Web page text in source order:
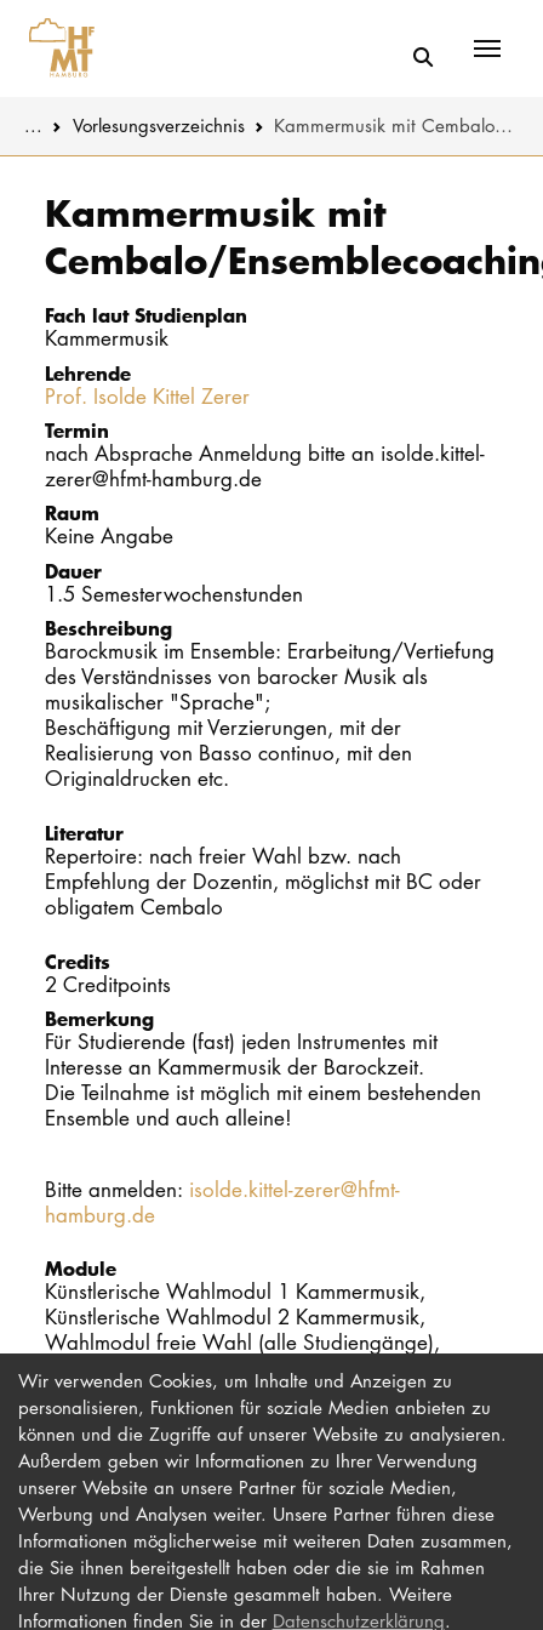
You are here:
... Vorlesungs­verzeichnis Kammermusik mit Cembalo/Ensemblecoaching
Kammermusik mit
Cembalo/
Fach laut Studienplan
Kammermusik
Lehrende
Prof. Isolde Kittel Zerer
Termin
nach Absprache Anmeldung bitte an isolde.kittel-
zerer@hfmt-hamburg.de
Raum
Keine Angabe
Dauer
1.5 Semesterwochenstunden
Beschreibung
Barockmusik im Ensemble: Erarbeitung/Vertiefung
des Verständnisses von barocker Musik als
musikalischer "Sprache";
Beschäftigung mit Verzierungen, mit der
Realisierung von Basso continuo, mit den
Originaldrucken etc.
Literatur
Repertoire: nach freier Wahl bzw. nach
Empfehlung der Dozentin, möglichst mit BC oder
obligatem Cembalo
Credits
2 Creditpoints
Bemerkung
Für Studierende (fast) jeden Instrumentes mit
Interesse an Kammermusik der Barockzeit.
Die Teilnahme ist möglich mit einem bestehenden
Ensemble und auch alleine!
Bitte anmelden: isolde.kittel-zerer@hfmt-
hamburg.de
Module
Künstlerische Wahlmodul 1 Kammermusik,
Künstlerische Wahlmodul 2 Kammermusik,
Wahlmodul freie Wahl (alle Studiengänge),
Wahlmodul Lehramt
Impressum
Datenschutz
Kontakt
Newsletter
Barrierefreiheit
Wir verwenden Cookies, um Inhalte und Anzeigen zu
personalisieren, Funktionen für soziale Medien anbieten zu
können und die Zugriffe auf unserer Website zu analysieren.
Außerdem geben wir Informationen zu Ihrer Verwendung
unserer Website an unsere Partner für soziale Medien,
Werbung und Analysen weiter. Unsere Partner führen diese
Informationen möglicherweise mit weiteren Daten zusammen,
die Sie ihnen bereitgestellt haben oder die sie im Rahmen
Ihrer Nutzung der Dienste gesammelt haben. Weitere
Informationen finden Sie in der Datenschutzerklärung.
THEATER
Intranet
Bewerben